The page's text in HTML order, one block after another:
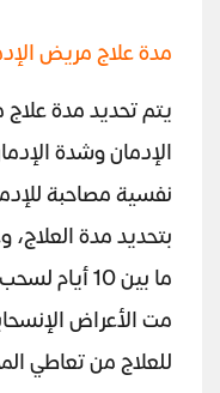
مدة علاج مريض
يتم تحديد مدة علاج
الإدمان وشدة
نفسية مصاحبة
بتحديد مدة العلاج،
ما بين 10
للعلاج من تعاطي